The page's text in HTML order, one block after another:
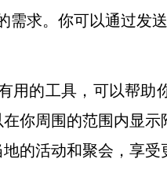
需求。你可以通过发
用的工具，可以帮
你周围的范围内显
的活动和聚会，享受